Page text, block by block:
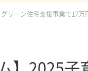
グリーン住宅支援事業で17